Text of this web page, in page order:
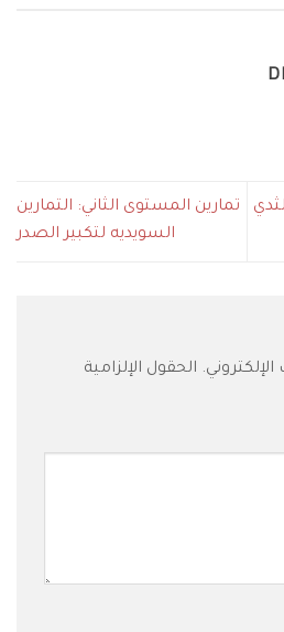
تمارين المستوى الثاني: التمارين
السويديه لتكبير الصدر
الحقول الإلزامية